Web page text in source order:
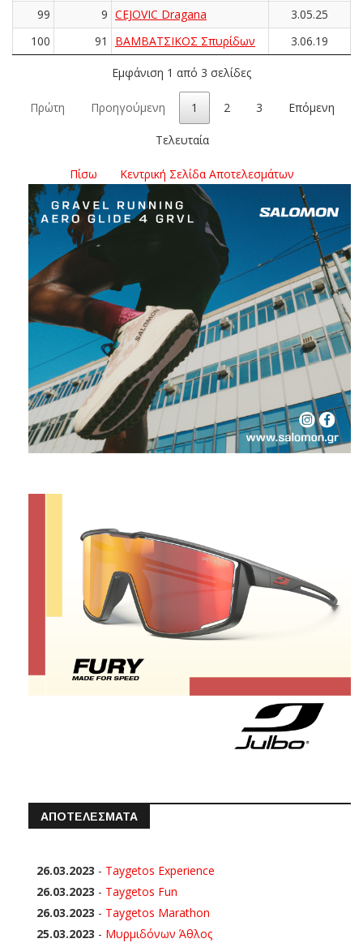
99
9 CEJOVIC Dragana
3.05.25
100
91 ΒΑΜΒΑΤΣΙΚΟΣ Σπυρίδων 3.06.19
Εμφάνιση 1 από 3 σελίδες
Πρώτη Προηγούμενη 1 2 3 Επόμενη
Τελευταία
Πίσω Κεντρική Σελίδα Αποτελεσμάτων
ΑΠΟΤΕΛΕΣΜΑΤΑ
26.03.2023 - Taygetos Experience
26.03.2023 - Taygetos Fun
26.03.2023 - Taygetos Marathon
25.03.2023 - Μυρμιδόνων Άθλος